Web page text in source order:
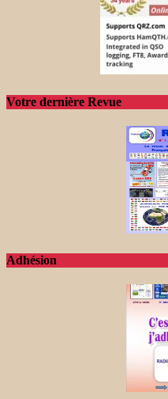
Votre dernière Revue
Adhésion